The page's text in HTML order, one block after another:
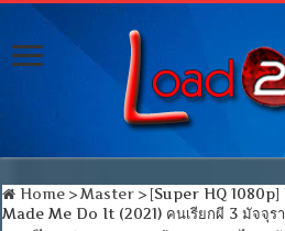
Home > Master > [Super HQ
Made Me Do It (2021) คนเรียกผี 3 มัจจุรา